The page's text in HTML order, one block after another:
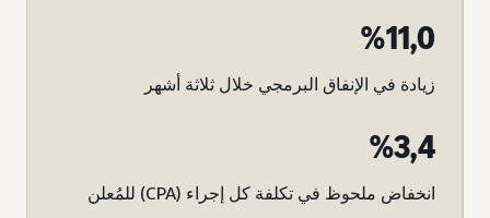
11,0‏%
زيادة في الإنفاق البرمجي خلال ثلاثة أشهر
3,4‏%
انخفاض ملحوظ في تكلفة كل إجراء (CPA) للمُعلن